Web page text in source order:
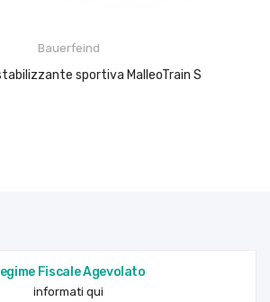
Bauerfeind
sportiva MalleoTrain S
Regime Fiscale Agevolato
informati qui